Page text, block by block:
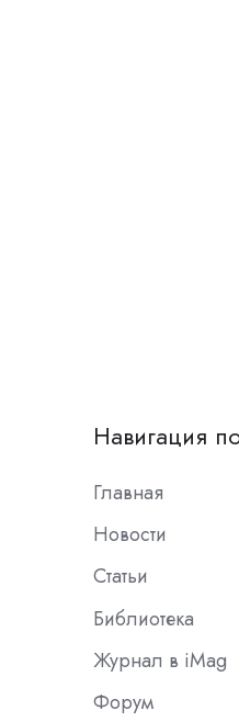
Навигация
Главная
Новости
Статьи
Библиотека
Журнал в iMag
Форум